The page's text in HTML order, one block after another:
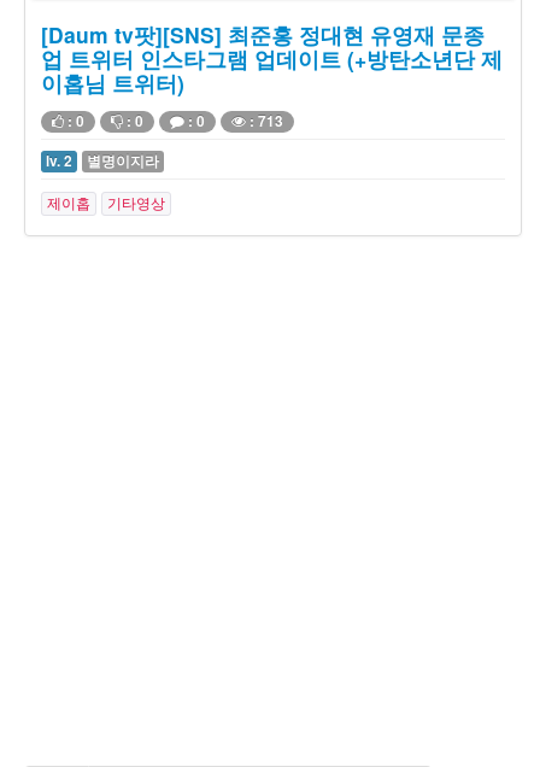
[Daum tv팟][SNS] 최준홍 정대현 유영재 문종
업 트위터 인스타그램 업데이트 (+방탄소년단 제
이홉님 트위터)
: 0 : 0 : 0
: 713
lv. 2
별명이지라
제이홉 기타영상